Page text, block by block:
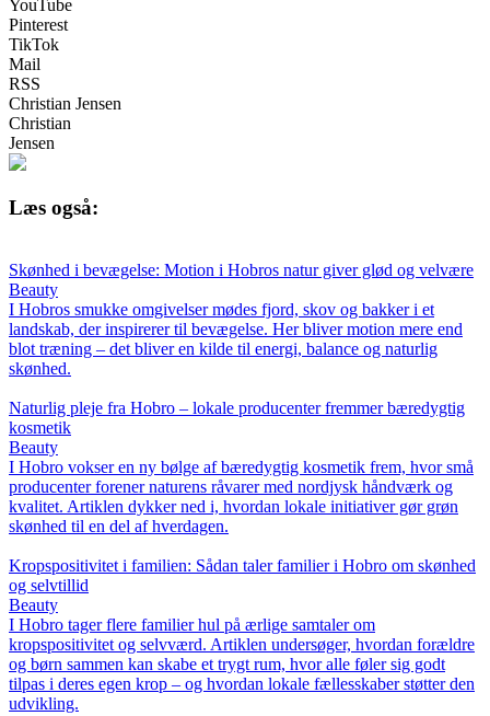
YouTube
Pinterest
TikTok
Mail
RSS
Christian Jensen
Christian
Jensen
Læs også:
Skønhed i bevægelse: Motion i Hobros natur giver glød og velvære
Beauty
I Hobros smukke omgivelser mødes fjord, skov og bakker i et
landskab, der inspirerer til bevægelse. Her bliver motion mere end
blot træning – det bliver en kilde til energi, balance og naturlig
skønhed.
Naturlig pleje fra Hobro – lokale producenter fremmer bæredygtig
kosmetik
Beauty
I Hobro vokser en ny bølge af bæredygtig kosmetik frem, hvor små
producenter forener naturens råvarer med nordjysk håndværk og
kvalitet. Artiklen dykker ned i, hvordan lokale initiativer gør grøn
skønhed til en del af hverdagen.
Kropspositivitet i familien: Sådan taler familier i Hobro om skønhed
og selvtillid
Beauty
I Hobro tager flere familier hul på ærlige samtaler om
kropspositivitet og selvværd. Artiklen undersøger, hvordan forældre
og børn sammen kan skabe et trygt rum, hvor alle føler sig godt
tilpas i deres egen krop – og hvordan lokale fællesskaber støtter den
udvikling.